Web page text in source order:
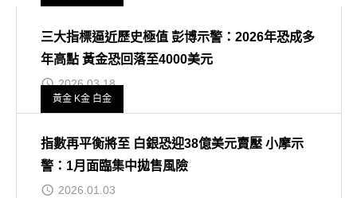
三大指標逼近歷史極值 彭博示警：2026年恐成多
年高點 黃金恐回落至4000美元
2026.03.18
黃金 K金 白金
指數再平衡將至 白銀恐迎38億美元賣壓 小摩示
警：1月面臨集中拋售風險
2026.01.03